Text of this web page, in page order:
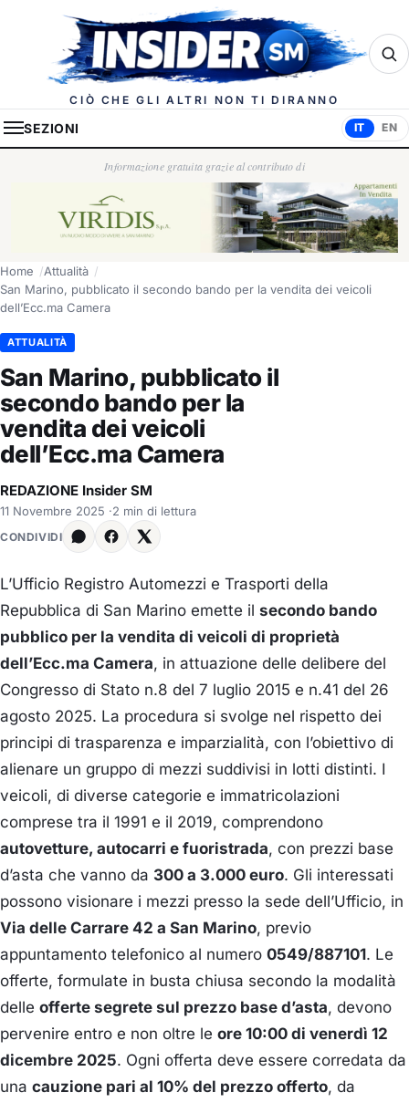
Insider.sm
CIÒ CHE GLI ALTRI NON TI DIRANNO
SEZIONI IT EN
Informazione gratuita grazie al contributo di
Home
Attualità
San Marino, pubblicato il secondo bando per la vendita dei veicoli
dell’Ecc.ma Camera
ATTUALITÀ
San Marino, pubblicato il
secondo bando per la
vendita dei veicoli
dell’Ecc.ma Camera
REDAZIONE Insider SM
11 Novembre 2025 ·2 min di lettura
CONDIVIDI
L’Ufficio Registro Automezzi e Trasporti della
Repubblica di San Marino emette il secondo bando
pubblico per la vendita di veicoli di proprietà
dell’Ecc.ma Camera, in attuazione delle delibere del
Congresso di Stato n.8 del 7 luglio 2015 e n.41 del 26
agosto 2025. La procedura si svolge nel rispetto dei
principi di trasparenza e imparzialità, con l’obiettivo di
alienare un gruppo di mezzi suddivisi in lotti distinti. I
veicoli, di diverse categorie e immatricolazioni
comprese tra il 1991 e il 2019, comprendono
autovetture, autocarri e fuoristrada, con prezzi base
d’asta che vanno da 300 a 3.000 euro. Gli interessati
possono visionare i mezzi presso la sede dell’Ufficio, in
Via delle Carrare 42 a San Marino, previo
appuntamento telefonico al numero 0549/887101. Le
offerte, formulate in busta chiusa secondo la modalità
delle offerte segrete sul prezzo base d’asta, devono
pervenire entro e non oltre le ore 10:00 di venerdì 12
dicembre 2025. Ogni offerta deve essere corredata da
una cauzione pari al 10% del prezzo offerto, da